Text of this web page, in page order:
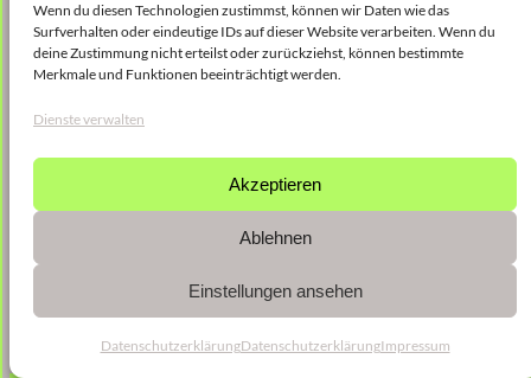
Wenn du diesen Technologien zustimmst, können wir Daten wie das
Surfverhalten oder eindeutige IDs auf dieser Website verarbeiten. Wenn du
deine Zustimmung nicht erteilst oder zurückziehst, können bestimmte
Merkmale und Funktionen beeinträchtigt werden.
Dienste verwalten
Akzeptieren
Ablehnen
Einstellungen ansehen
DatenschutzerklärungDatenschutzerklärungImpressum
gauze II